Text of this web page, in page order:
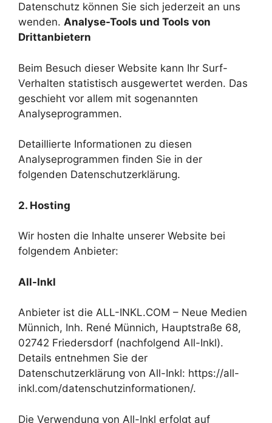
Datenschutz können Sie sich jederzeit an uns
wenden. Analyse-Tools und Tools von
Drittanbietern
Beim Besuch dieser Website kann Ihr Surf-
Verhalten statistisch ausgewertet werden. Das
geschieht vor allem mit sogenannten
Analyseprogrammen.
Detaillierte Informationen zu diesen
Analyseprogrammen finden Sie in der
folgenden Datenschutzerklärung.
2. Hosting
Wir hosten die Inhalte unserer Website bei
folgendem Anbieter:
All-Inkl
Anbieter ist die ALL-INKL.COM – Neue Medien
Münnich, Inh. René Münnich, Hauptstraße 68,
02742 Friedersdorf (nachfolgend All-Inkl).
Details entnehmen Sie der
Datenschutzerklärung von All-Inkl: https://all-
inkl.com/datenschutzinformationen/.
Die Verwendung von All-Inkl erfolgt auf